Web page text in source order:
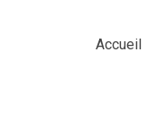
Accueil